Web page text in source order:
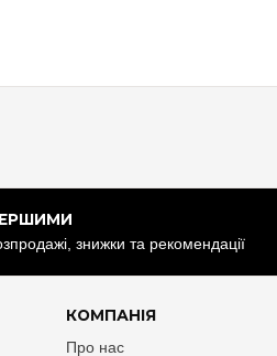
знижки та рекомендації
КОМПАНІЯ
Про нас